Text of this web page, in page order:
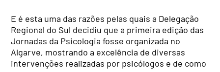
E é esta uma das razões pelas quais a Delegação
Regional do Sul decidiu que a primeira edição das
Jornadas da Psicologia fosse organizada no
Algarve, mostrando a excelência de diversas
intervenções realizadas por psicólogos e de como